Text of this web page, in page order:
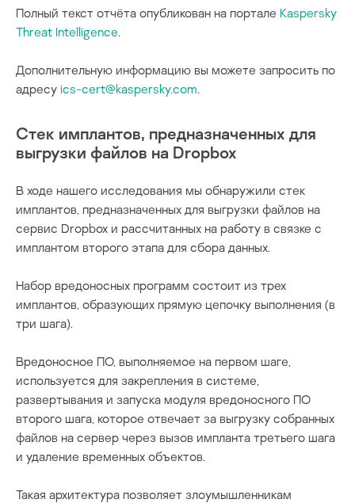
Полный текст отчёта опубликован на портале Kaspersky
Threat Intelligence.
Дополнительную информацию вы можете запросить по
адресу ics-cert@kaspersky.com.
Стек имплантов, предназначенных для
выгрузки файлов на Dropbox
В ходе нашего исследования мы обнаружили стек
имплантов, предназначенных для выгрузки файлов на
сервис Dropbox и рассчитанных на работу в связке с
имплантом второго этапа для сбора данных.
Набор вредоносных программ состоит из трех
имплантов, образующих прямую цепочку выполнения (в
три шага).
Вредоносное ПО, выполняемое на первом шаге,
используется для закрепления в системе,
развертывания и запуска модуля вредоносного ПО
второго шага, которое отвечает за выгрузку собранных
файлов на сервер через вызов импланта третьего шага
и удаление временных объектов.
Такая архитектура позволяет злоумышленникам